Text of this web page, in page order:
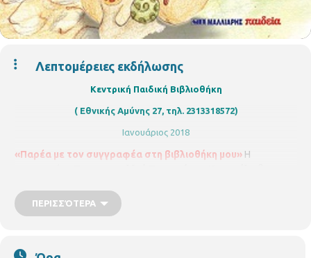
Λεπτομέρειες εκδήλωσης
Κεντρική Παιδική Βιβλιοθήκη
( Εθνικής Αμύνης 27, τηλ. 2313318572)
Ιανουάριος 2018
«Παρέα με τον συγγραφέα στη βιβλιοθήκη μου» Η
με τον Νάβρα είναι δίδυμα αδελφάκια – σαλιγκαράκια και με
τον Ναμηνέχη πρώτα ξαδελφάκια. Η Νάχα είναι ένα
ΠΕΡΙΣΣΌΤΕΡΑ